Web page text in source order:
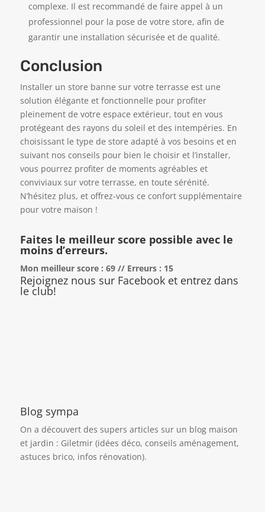
complexe. Il est recommandé de faire appel à un
professionnel pour la pose de votre store, afin de
garantir une installation sécurisée et de qualité.
Conclusion
Installer un store banne sur votre terrasse est une
solution élégante et fonctionnelle pour profiter
pleinement de votre espace extérieur, tout en vous
protégeant des rayons du soleil et des intempéries. En
choisissant le type de store adapté à vos besoins et en
suivant nos conseils pour bien le choisir et l’installer,
vous pourrez profiter de moments agréables et
conviviaux sur votre terrasse, en toute sérénité.
N’hésitez plus, et offrez-vous ce confort supplémentaire
pour votre maison !
Faites le meilleur score possible avec le
moins d’erreurs.
Mon meilleur score : 69 // Erreurs : 15
Rejoignez nous sur Facebook et entrez dans
le club!
Blog sympa
On a découvert des supers articles sur un blog maison
et jardin : Giletmir(idées déco, conseils aménagement,
astuces brico, infos rénovation).